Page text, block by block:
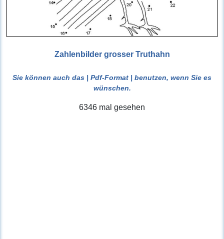
Zahlenbilder grosser Truthahn
Sie können auch das | Pdf-Format | benutzen, wenn Sie es
wünschen.
6346 mal gesehen